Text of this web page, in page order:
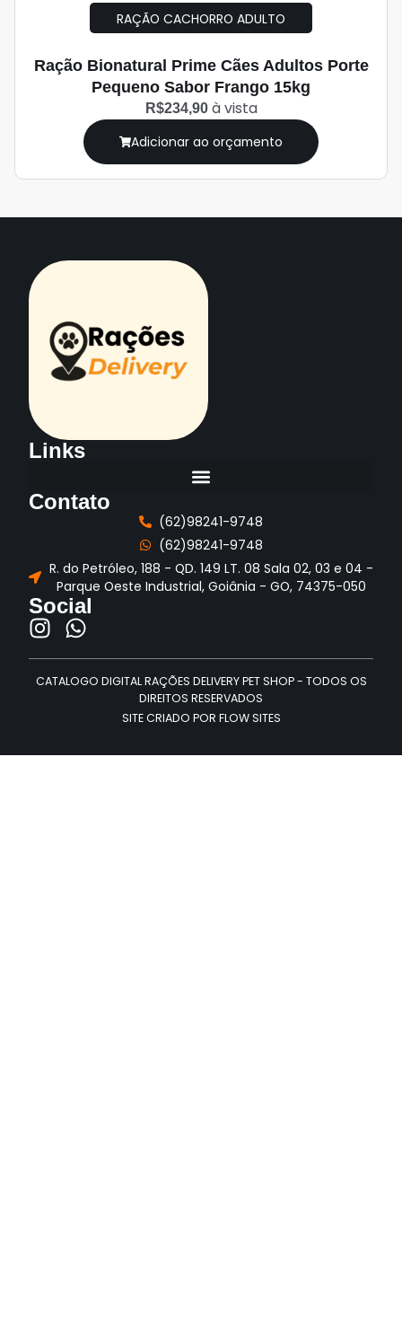
RAÇÃO CACHORRO ADULTO
Ração Bionatural Prime Cães Adultos Porte
Pequeno Sabor Frango 15kg
R$234,90à vista
Adicionar ao orçamento
Links
Contato
(62)98241-9748
(62)98241-9748
R. do Petróleo, 188 - QD. 149 LT. 08 Sala 02, 03 e 04 -
Parque Oeste Industrial, Goiânia - GO, 74375-050
Social
CATALOGO DIGITAL RAÇÕES DELIVERY PET SHOP - TODOS OS
DIREITOS RESERVADOS
SITE CRIADO POR FLOW SITES